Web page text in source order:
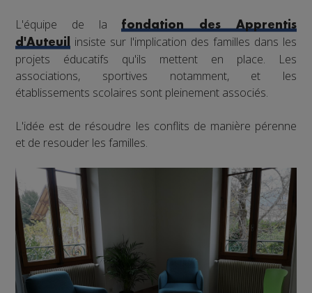
L'équipe de lafondation des Apprentis
d'Auteuil insiste sur l'implication des familles dans les
projets éducatifs qu'ils mettent en place. Les
associations, sportives notamment, et les
établissements scolaires sont pleinement associés.
L'idée est de résoudre les conflits de manière pérenne
et de resouder les familles.